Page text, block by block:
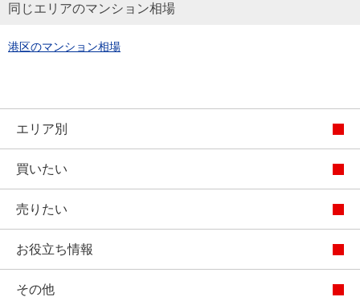
同じエリアのマンション相場
港区のマンション相場
エリア別
買いたい
売りたい
お役立ち情報
その他